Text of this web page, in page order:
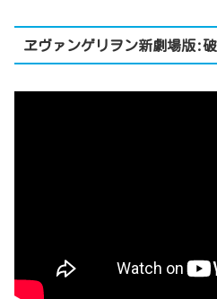
ヱヴァンゲリヲン新劇場版:破